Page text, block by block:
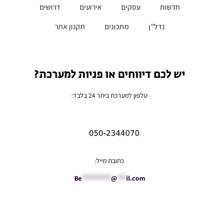
חדשות עסקים אירועים
דרושים
נדל”ן
מתכונים תקנון אתר
יש לכם דיווחים או פניות למערכת?
טלפון למערכת ביתר 24 בלבד:
כתובת מייל:
Be********** @ il.com